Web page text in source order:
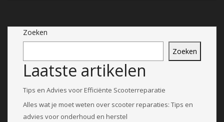
Zoeken
Zoeken
Laatste artikelen
Tips en Advies voor Efficiënte Scooterreparatie
Alles wat je moet weten over scooter reparaties: Tips en
advies voor onderhoud en herstel